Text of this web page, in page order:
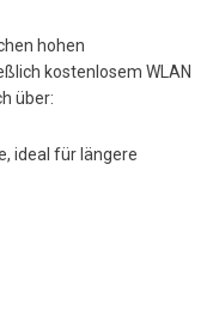
hohen
kostenlosem WLAN
über:
ideal für längere